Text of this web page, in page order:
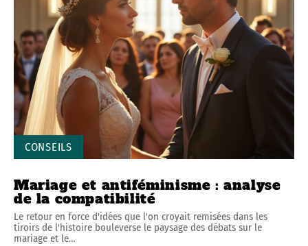
CONSEILS
Mariage et antiféminisme : analyse
de la compatibilité
Le retour en force d'idées que l'on croyait remisées dans les
tiroirs de l'histoire bouleverse le paysage des débats sur le
mariage et le…